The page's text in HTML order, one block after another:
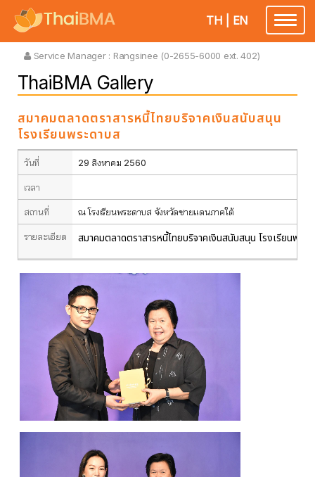
Toggle
TH EN
Service Manager : Rangsinee (0-2655-6000 ext. 402)
ThaiBMA Gallery
สมาคมตลาดตราสารหนี้ไทยบริจาคเงินสนับสนุน
โรงเรียนพระดาบส
วันที่ 29 สิงหาคม 2560
เวลา
สถานที่ ณ โรงเรียนพระดาบส จังหวัดชายแดนภาคใต้
รายละเอียด สมาคมตลาดตราสารหนี้ไทยบริจาคเงินสนับสนุน โรงเรียนพร